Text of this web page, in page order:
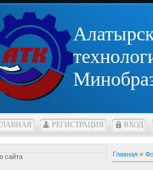
РЕГИСТРАЦИЯ ВХОД
сайта Главная »